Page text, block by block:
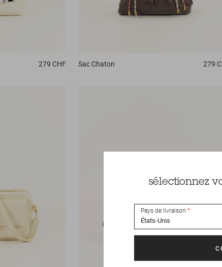
279 CHF Sac Chaton 279
sélectionnez
Pays de livraison